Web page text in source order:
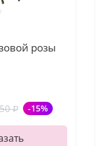
розы
₽ -15%